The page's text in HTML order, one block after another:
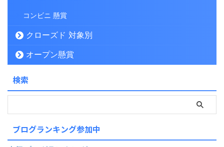
コンビニ 懸賞
クローズド 対象別
オープン懸賞
検索
ブログランキング参加中